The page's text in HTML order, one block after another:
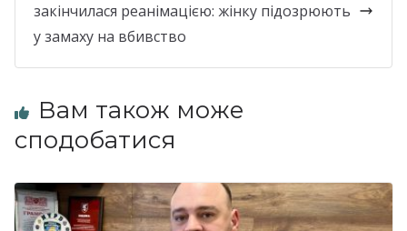
закінчилася реанімацією: жінку підозрюють
у замаху на вбивство
Вам також може
сподобатися